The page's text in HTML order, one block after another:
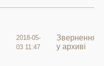
2018-05-
03 11:47
Звернення
у архиві